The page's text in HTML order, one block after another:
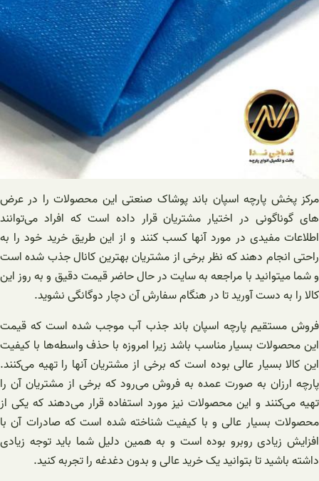
مرکز پخش پارچه اسپان باند پوشاک صنعتی این محصولات را در عرض
های گوناگونی در اختیار مشتریان قرار داده است که افراد می‌توانند
اطلاعات مفیدی در مورد آنها کسب کنند و از این طریق خرید خود را به
راحتی انجام دهند که نظر برخی از مشتریان بهترین کانال جذب شده است
و شما میتوانید با مراجعه به سایت در حال حاضر قیمت دقیق و به روز این
کالا را به دست آورید تا در هنگام سفارش آن دچار دوگانگی نشوید.
فروش مستقیم پارچه اسپان باند جذب آب موجب شده است که قیمت
این محصولات بسیار مناسب باشد زیرا امروزه با حذف واسطه‌ها با کیفیت
این کالا بسیار عالی بوده است که برخی از مشتریان آنها را تهیه می‌کنند.
پارچه ارزان به صورت عمده به فروش می‌رود که برخی از مشتریان آن را
تهیه می‌کنند و این محصولات نیز مورد استفاده قرار می‌دهند که یکی از
محصولات بسیار عالی و با کیفیت شناخته شده است که صادرات آن با
افزایش زیادی روبرو بوده است و به همین دلیل شما باید توجه زیادی
داشته باشید تا بتوانید یک خرید عالی و بدون دغدغه را تجربه کنید.